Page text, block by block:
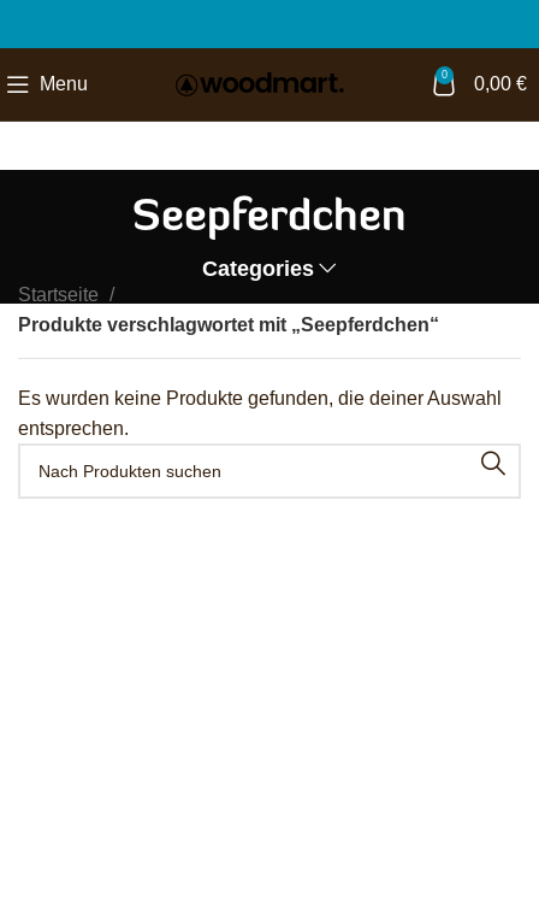
Menu 0 0,00 €
Seepferdchen
Categories
Startseite
Produkte verschlagwortet mit „Seepferdchen“
Es wurden keine Produkte gefunden, die deiner Auswahl
entsprechen.